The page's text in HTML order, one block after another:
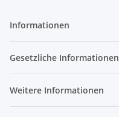
Informationen
Gesetzliche Informationen
Weitere Informationen